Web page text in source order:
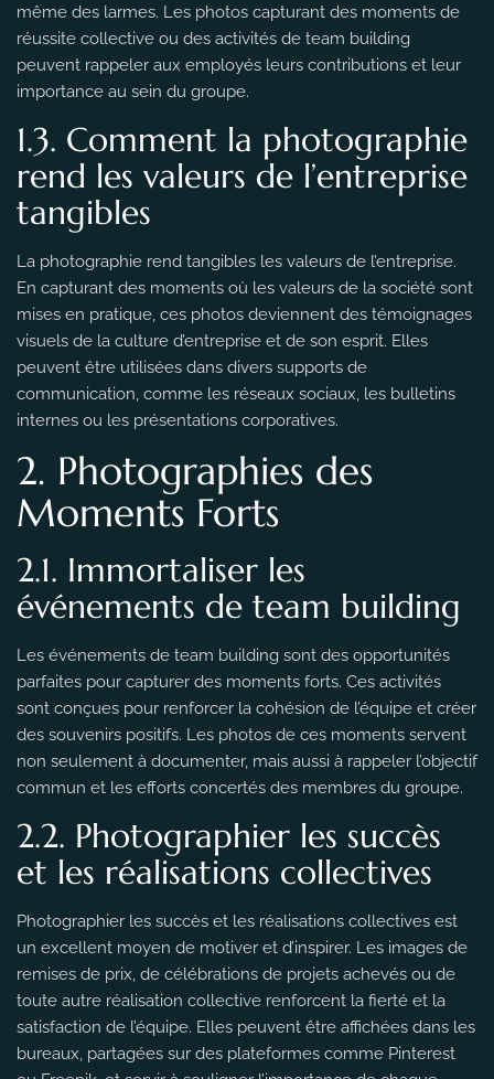
même des larmes. Les photos capturant des moments de
réussite collective ou des activités de team building
peuvent rappeler aux employés leurs contributions et leur
importance au sein du groupe.
1.3. Comment la photographie
rend les valeurs de l’entreprise
tangibles
La photographie rend tangibles les valeurs de l’entreprise.
En capturant des moments où les valeurs de la société sont
mises en pratique, ces photos deviennent des témoignages
visuels de la culture d’entreprise et de son esprit. Elles
peuvent être utilisées dans divers supports de
communication, comme les réseaux sociaux, les bulletins
internes ou les présentations corporatives.
2. Photographies des
Moments Forts
2.1. Immortaliser les
événements de team building
Les événements de team building sont des opportunités
parfaites pour capturer des moments forts. Ces activités
sont conçues pour renforcer la cohésion de l’équipe et créer
des souvenirs positifs. Les photos de ces moments servent
non seulement à documenter, mais aussi à rappeler l’objectif
commun et les efforts concertés des membres du groupe.
2.2. Photographier les succès
et les réalisations collectives
Photographier les succès et les réalisations collectives est
un excellent moyen de motiver et d’inspirer. Les images de
remises de prix, de célébrations de projets achevés ou de
toute autre réalisation collective renforcent la fierté et la
satisfaction de l’équipe. Elles peuvent être affichées dans les
bureaux, partagées sur des plateformes comme Pinterest